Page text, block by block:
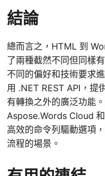
結論
總而言之，HTML 到
了兩種截然不同但同樣
不同的偏好和技術要求
用 .NET REST API，提
有轉換之外的廣泛功能
Aspose.Words Cloud
高效的命令列驅動選項
流程的場景。